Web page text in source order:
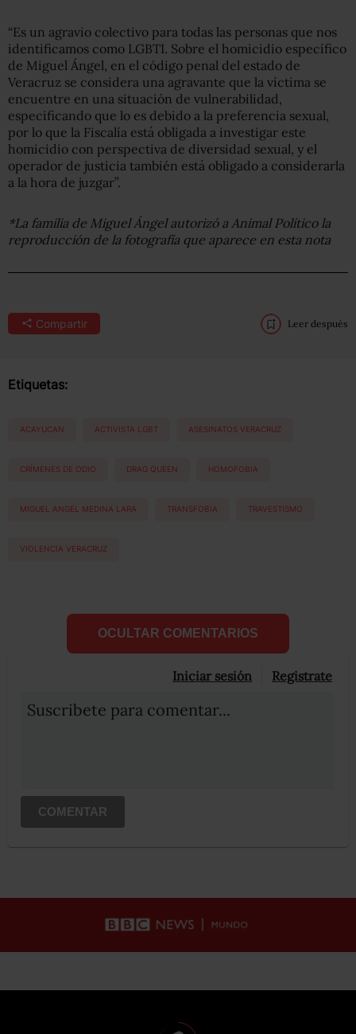
“Es un agravio colectivo para todas las personas que nos
identificamos como LGBTI. Sobre el homicidio específico
de Miguel Ángel, en el código penal del estado de
Veracruz se considera una agravante que la víctima se
encuentre en una situación de vulnerabilidad,
especificando que lo es debido a la preferencia sexual,
por lo que la Fiscalía está obligada a investigar este
homicidio con perspectiva de diversidad sexual, y el
operador de justicia también está obligado a considerarla
a la hora de juzgar”.
*La familia de Miguel Ángel autorizó a Animal Político la
reproducción de la fotografía que aparece en esta nota
Compartir Leer después
Etiquetas:
ACAYUCAN ACTIVISTA LGBT ASESINATOS VERACRUZ
CRÍMENES DE ODIO DRAG QUEEN HOMOFOBIA
MIGUEL ANGEL MEDINA LARA TRANSFOBIA TRAVESTISMO
VIOLENCIA VERACRUZ
OCULTAR COMENTARIOS
Iniciar sesión Registrate
Suscribete para comentar...
COMENTAR